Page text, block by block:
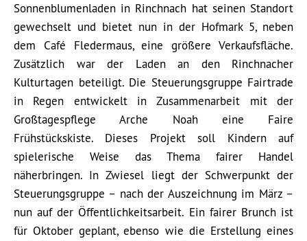
Sonnenblumenladen in Rinchnach hat seinen Standort
gewechselt und bietet nun in der Hofmark 5, neben
dem Café Fledermaus, eine größere Verkaufsfläche.
Zusätzlich war der Laden an den Rinchnacher
Kulturtagen beteiligt. Die Steuerungsgruppe Fairtrade
in Regen entwickelt in Zusammenarbeit mit der
Großtagespflege Arche Noah eine Faire
Frühstückskiste. Dieses Projekt soll Kindern auf
spielerische Weise das Thema fairer Handel
näherbringen. In Zwiesel liegt der Schwerpunkt der
Steuerungsgruppe – nach der Auszeichnung im März –
nun auf der Öffentlichkeitsarbeit. Ein fairer Brunch ist
für Oktober geplant, ebenso wie die Erstellung eines